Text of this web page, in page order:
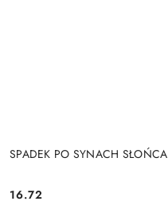
SPADEK PO SYNACH SŁOŃCA
Cena:
16.72